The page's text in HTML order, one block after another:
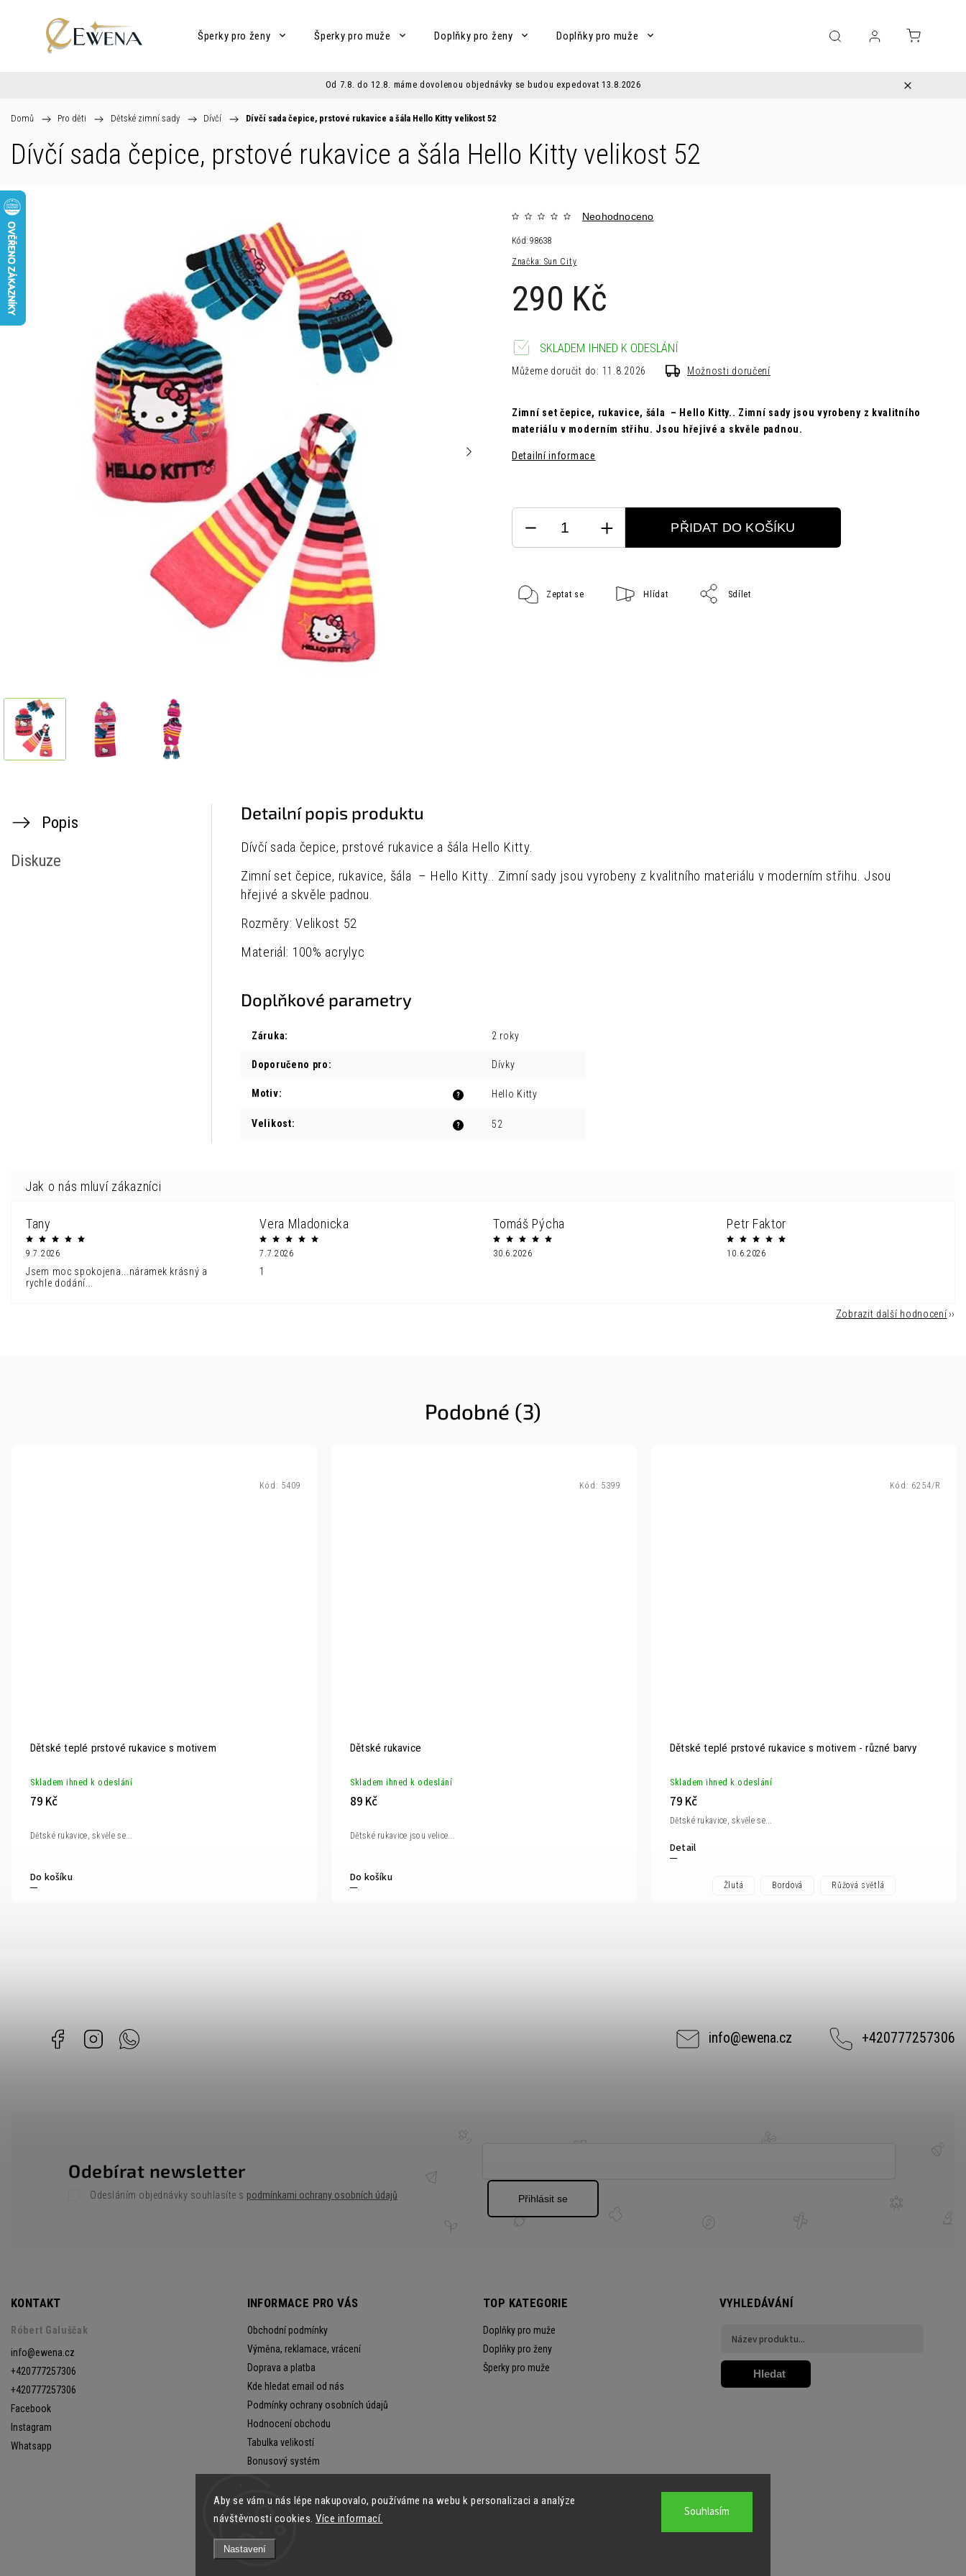
Aby se vám u nás lépe nakupovalo, používáme na webu k personalizaci a analýze
návštěvnosti cookies. Více informací.
Nastavení
Souhlasím
Šperky pro ženy Šperky pro muže Doplňky pro ženy Doplňky pro muže Výprodej Bižuterie
Od 7.8. do 12.8. máme dovolenou objednávky se budou expedovat 13.8.2026
Domů / Pro děti / Dětské zimní sady / Dívčí / Dívčí sada čepice, prstové rukavice a šála Hello Kitty velikost 52
Dívčí sada čepice, prstové rukavice a šála Hello Kitty velikost 52
Značka: Sun City
Neohodnoceno
290 Kč
Kód: 98638
Zimní set čepice, rukavice, šála – Hello Kitty.. Zimní sady jsou vyrobeny z kvalitního
materiálu v moderním střihu. Jsou hřejivé a skvěle padnou.
Detailní informace
SKLADEM IHNED K ODESLÁNÍ
Můžeme doručit do: 11.8.2026 Možnosti doručení
PŘIDAT DO KOŠÍKU
Zeptat se Hlídat Sdílet
Popis
Diskuze
Detailní popis produktu
Dívčí sada čepice, prstové rukavice a šála Hello Kitty.
Zimní set čepice, rukavice, šála – Hello Kitty.. Zimní sady jsou vyrobeny z kvalitního materiálu v moderním střihu. Jsou
hřejivé a skvěle padnou.
Rozměry: Velikost 52
Materiál: 100% acrylyc
Doplňkové parametry
Záruka: 2 roky
Doporučeno pro: Dívky
?
Motiv: Hello Kitty
?
Velikost: 52
Tany
9.7.2026
Jsem moc spokojena...náramek krásný a
rychle dodání...
Vera Mladonicka
7.7.2026
1
Tomáš Pýcha
30.6.2026
Petr Faktor
10.6.2026
Zobrazit další hodnocení
Podobné (3)
Dětské teplé prstové rukavice s motivem
Skladem ihned k odeslání
79 Kč
Do košíku
Dětské rukavice, skvěle se...
Kód: 5409
Dětské rukavice
Skladem ihned k odeslání
89 Kč
Do košíku
Dětské rukavice jsou velice...
Kód: 5399
Dětské teplé prstové rukavice s motivem - různé barvy
Skladem ihned k odeslání
79 Kč
Detail
Dětské rukavice, skvěle se...
Žlutá Bordová Růžová světlá
Kód: 6254/R
Facebook Instagram info@ewena.cz +420777257306
KONTAKT
Róbert Galuščak
info@ewena.cz
+420777257306
+420777257306
Facebook
Instagram
Whatsapp
INFORMACE PRO VÁS
Obchodní podmínky
Výměna, reklamace, vrácení
Doprava a platba
Kde hledat email od nás
Podmínky ochrany osobních údajů
Hodnocení obchodu
Tabulka velikostí
Bonusový systém
Odebírat newsletter
Odesláním objednávky souhlasíte s podmínkami ochrany osobních údajů Přihlásit se
TOP KATEGORIE
Doplňky pro muže
Doplňky pro ženy
Šperky pro muže
VYHLEDÁVÁNÍ
Hledat